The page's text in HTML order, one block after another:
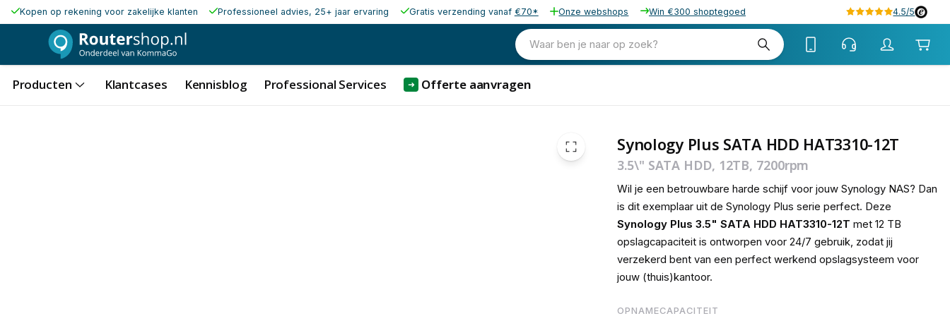
Kopen op rekening voor zakelijke klanten Professioneel advies, 25+ jaar ervaring Gratis verzending vanaf €70* Onze webshops Win €300 shoptegoed 4.5/5
Waar ben je naar op zoek?
Producten Klantcases Kennisblog Professional Services ➜ Offerte aanvragen
Synology Plus SATA HDD HAT3310-12T
3.5\" SATA HDD, 12TB, 7200rpm
Wil je een betrouwbare harde schijf voor jouw Synology NAS? Dan
is dit exemplaar uit de Synology Plus serie perfect. Deze
Synology Plus 3.5" SATA HDD HAT3310-12T met 12 TB
opslagcapaciteit is ontworpen voor 24/7 gebruik, zodat jij
verzekerd bent van een perfect werkend opslagsysteem voor
jouw (thuis)kantoor.
OPNAMECAPACITEIT
€ 296,56